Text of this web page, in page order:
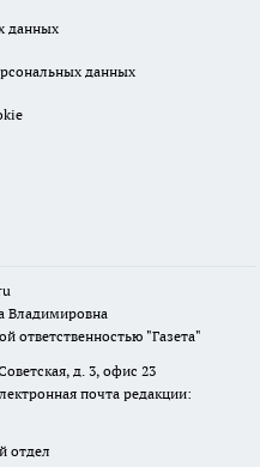
данных
данных
Владимировна
ответственностью "Газета"
д. 3, офис 23
почта редакции:
отдел